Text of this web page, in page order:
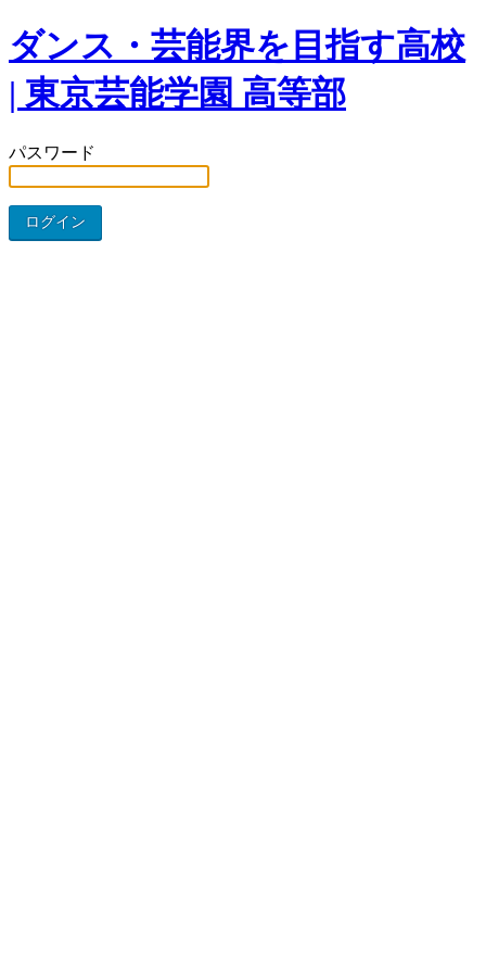
ダンス・芸能界を目指す高校
| 東京芸能学園 高等部
パスワード